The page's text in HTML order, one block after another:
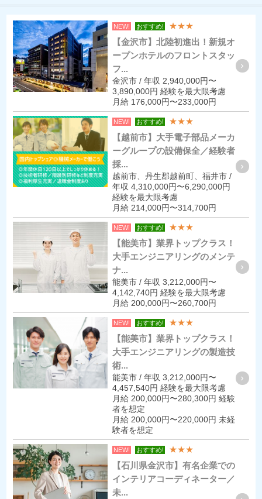
NEW! おすすめ! ★★★
【金沢市】北陸初進出！新規オ
ープンホテルのフロントスタッ
フ...
金沢市 / 年収 2,940,000円〜
3,890,000円 経験を最大限考慮
月給 176,000円〜233,000円
NEW! おすすめ! ★★★
【越前市】大手電子部品メーカ
ーグループの設備保全／経験者
採...
越前市、丹生郡越前町、福井市 /
年収 4,310,000円〜6,290,000円
経験を最大限考慮
月給 214,000円〜314,700円
NEW! おすすめ! ★★★
【能美市】業界トップクラス！
大手エンジニアリングのメンテ
ナ...
能美市 / 年収 3,212,000円〜
4,142,740円 経験を最大限考慮
月給 200,000円〜260,700円
NEW! おすすめ! ★★★
【能美市】業界トップクラス！
大手エンジニアリングの製造技
術...
能美市 / 年収 3,212,000円〜
4,457,540円 経験を最大限考慮
月給 200,000円〜280,300円 経験
者を想定
月給 200,000円〜220,000円 未経
験者を想定
NEW! おすすめ! ★★★
【石川県金沢市】有名企業での
インテリアコーディネーター／
未...